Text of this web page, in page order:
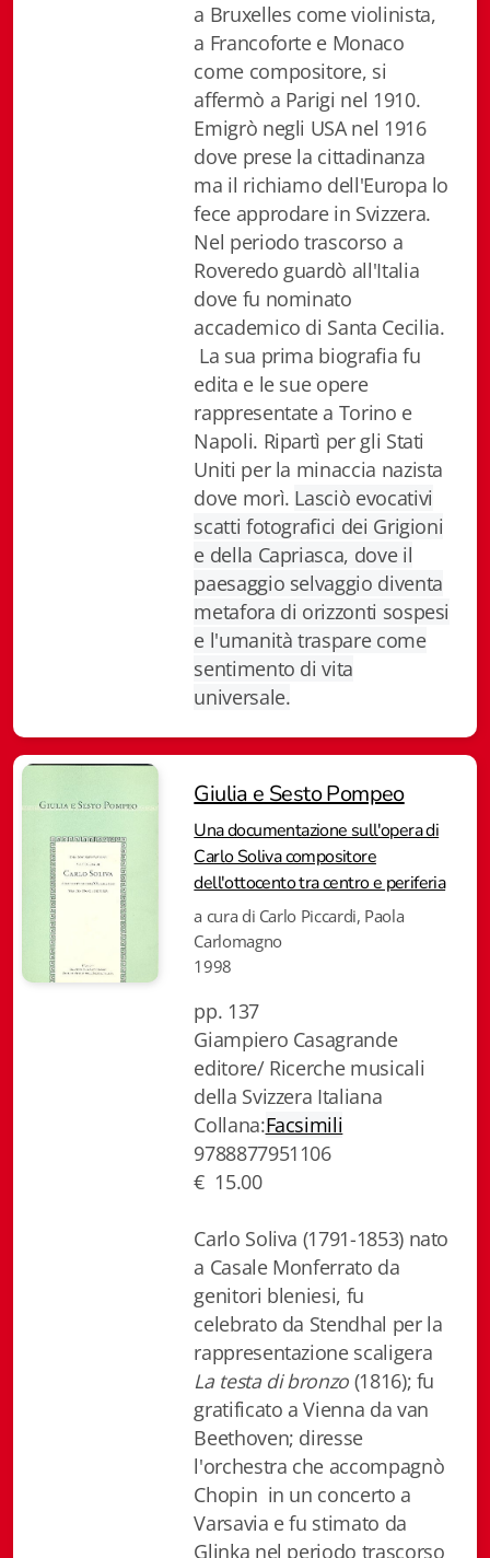
a Bruxelles come violinista,
a Francoforte e Monaco
come compositore, si
affermò a Parigi nel 1910.
Emigrò negli USA nel 1916
dove prese la cittadinanza
ma il richiamo dell'Europa lo
fece approdare in Svizzera.
Nel periodo trascorso a
Roveredo guardò all'Italia
dove fu nominato
accademico di Santa Cecilia.
La sua prima biografia fu
edita e le sue opere
rappresentate a Torino e
Napoli. Ripartì per gli Stati
Uniti per la minaccia nazista
dove morì. Lasciò evocativi
scatti fotografici dei Grigioni
e della Capriasca, dove il
paesaggio selvaggio diventa
metafora di orizzonti sospesi
e l'umanità traspare come
sentimento di vita
universale.
Giulia e Sesto Pompeo
Una documentazione sull'opera di
Carlo Soliva compositore
dell'ottocento tra centro e periferia
a cura di Carlo Piccardi, Paola
Carlomagno
1998
pp. 137
Giampiero Casagrande
editore/ Ricerche musicali
della Svizzera Italiana
Collana:Facsimili
9788877951106
€ 15.00
Carlo Soliva (1791-1853) nato
a Casale Monferrato da
genitori bleniesi, fu
celebrato da Stendhal per la
rappresentazione scaligera
La testa di bronzo (1816); fu
gratificato a Vienna da van
Beethoven; diresse
l'orchestra che accompagnò
Chopin in un concerto a
Varsavia e fu stimato da
Glinka nel periodo trascorso
iQuaderni - fondazioneculturalecollinadoro
Istituzioni - Società - Cittadini
Fidia. Artisti dei laghi. Itinerari europei
Fidia. Atti e Documenti
Fidia. Max Museo Chiasso
Fidia. Panoramas - Forces Vives par Jean Petit
Sapiens edizioni
Architettura & Arte
Gottardo ed. Scrittori svizzeri
Gottardo ed. Tempi moderni